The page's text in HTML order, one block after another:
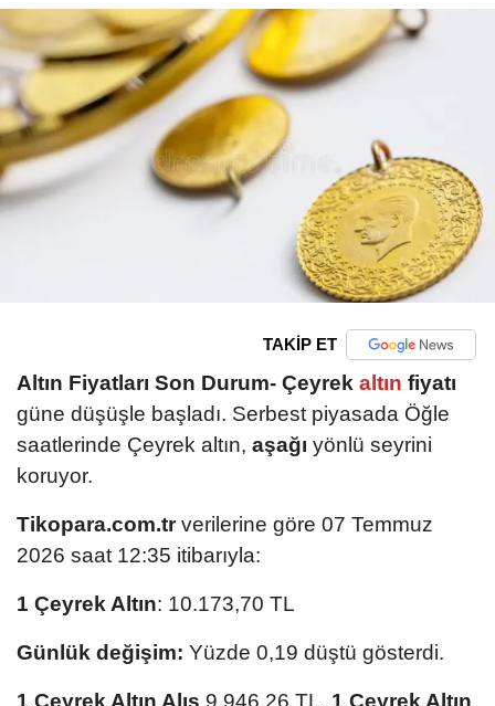
TAKİP ET
Altın Fiyatları Son Durum- Çeyrek altın fiyatı
güne düşüşle başladı. Serbest piyasada Öğle
saatlerinde Çeyrek altın, aşağı yönlü seyrini
koruyor.
Tikopara.com.trverilerine göre 07 Temmuz
2026 saat 12:35 itibarıyla:
1 Çeyrek Altın: 10.173,70 TL
Günlük değişim: Yüzde 0,19 düştü gösterdi.
1 Çeyrek Altın Alış 9.946,26 TL, 1 Çeyrek Altın